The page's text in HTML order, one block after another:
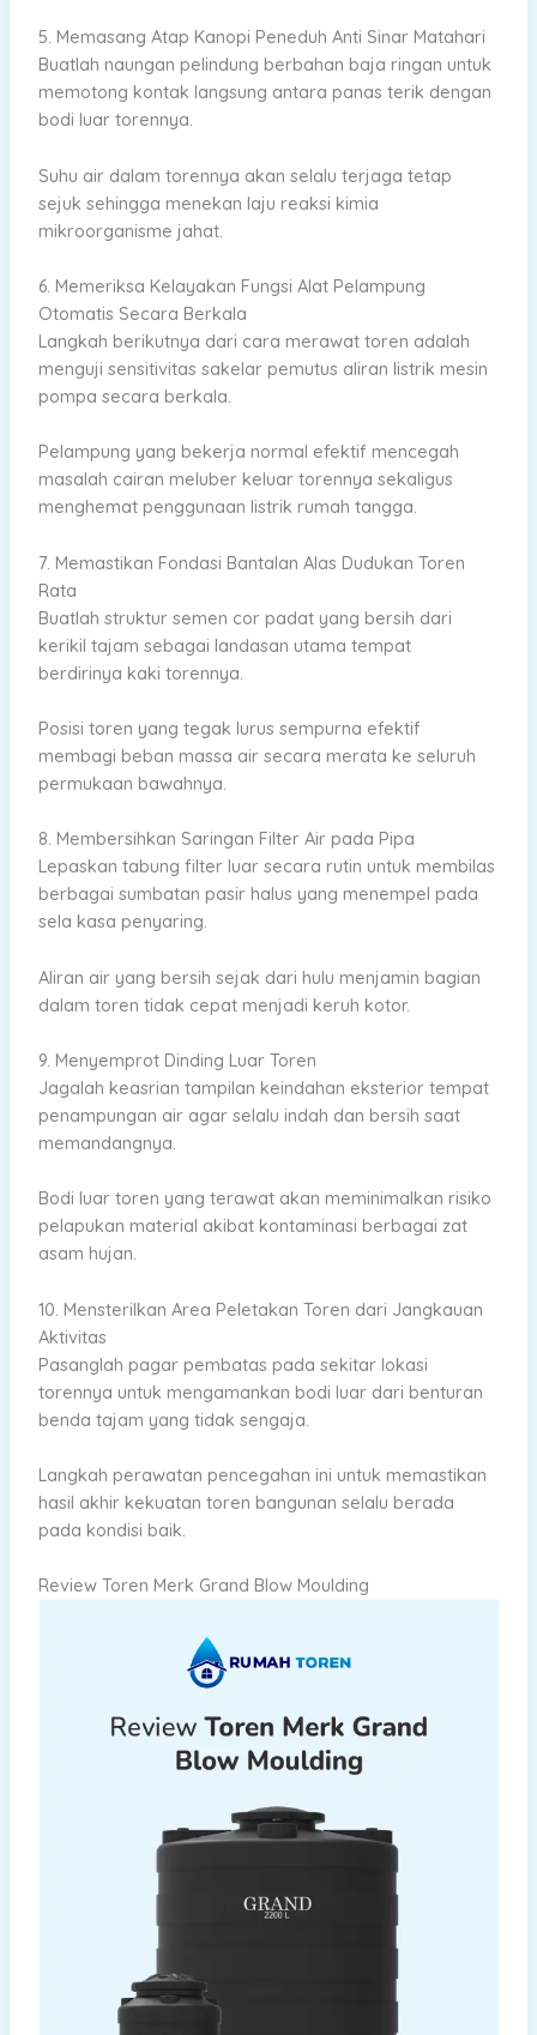
5. Memasang Atap Kanopi Peneduh Anti Sinar Matahari
Buatlah naungan pelindung berbahan baja ringan untuk
memotong kontak langsung antara panas terik dengan
bodi luar torennya.
Suhu air dalam torennya akan selalu terjaga tetap
sejuk sehingga menekan laju reaksi kimia
mikroorganisme jahat.
6. Memeriksa Kelayakan Fungsi Alat Pelampung
Otomatis Secara Berkala
Langkah berikutnya dari cara merawat toren adalah
menguji sensitivitas sakelar pemutus aliran listrik mesin
pompa secara berkala.
Pelampung yang bekerja normal efektif mencegah
masalah cairan meluber keluar torennya sekaligus
menghemat penggunaan listrik rumah tangga.
7. Memastikan Fondasi Bantalan Alas Dudukan Toren
Rata
Buatlah struktur semen cor padat yang bersih dari
kerikil tajam sebagai landasan utama tempat
berdirinya kaki torennya.
Posisi toren yang tegak lurus sempurna efektif
membagi beban massa air secara merata ke seluruh
permukaan bawahnya.
8. Membersihkan Saringan Filter Air pada Pipa
Lepaskan tabung filter luar secara rutin untuk membilas
berbagai sumbatan pasir halus yang menempel pada
sela kasa penyaring.
Aliran air yang bersih sejak dari hulu menjamin bagian
dalam toren tidak cepat menjadi keruh kotor.
9. Menyemprot Dinding Luar Toren
Jagalah keasrian tampilan keindahan eksterior tempat
penampungan air agar selalu indah dan bersih saat
memandangnya.
Bodi luar toren yang terawat akan meminimalkan risiko
pelapukan material akibat kontaminasi berbagai zat
asam hujan.
10. Mensterilkan Area Peletakan Toren dari Jangkauan
Aktivitas
Pasanglah pagar pembatas pada sekitar lokasi
torennya untuk mengamankan bodi luar dari benturan
benda tajam yang tidak sengaja.
Langkah perawatan pencegahan ini untuk memastikan
hasil akhir kekuatan toren bangunan selalu berada
pada kondisi baik.
Review Toren Merk Grand Blow Moulding